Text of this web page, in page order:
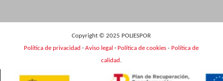
Copyright © 2025 POLIESPOR
Política de privacidad ·Aviso legal · Política de cookies - Política de
calidad .